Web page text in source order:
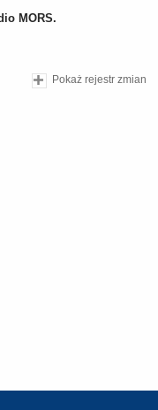
MORS.
Pokaż rejestr zmian